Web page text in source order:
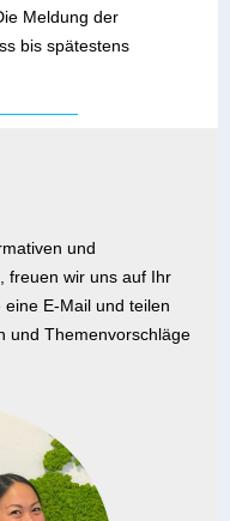
Meldung der
bis spätestens
und
freuen wir uns auf Ihr
E-Mail und teilen
und Themenvorschläge